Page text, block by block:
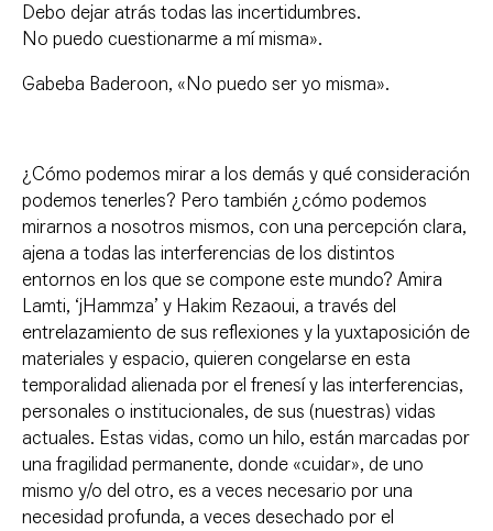
Debo dejar atrás todas las incertidumbres.
No puedo cuestionarme a mí misma».
Gabeba Baderoon, «No puedo ser yo misma».
¿Cómo podemos mirar a los demás y qué consideración
podemos tenerles? Pero también ¿cómo podemos
mirarnos a nosotros mismos, con una percepción clara,
ajena a todas las interferencias de los distintos
entornos en los que se compone este mundo? Amira
Lamti, ‘jHammza’ y Hakim Rezaoui, a través del
entrelazamiento de sus reflexiones y la yuxtaposición de
materiales y espacio, quieren congelarse en esta
temporalidad alienada por el frenesí y las interferencias,
personales o institucionales, de sus (nuestras) vidas
actuales. Estas vidas, como un hilo, están marcadas por
una fragilidad permanente, donde «cuidar», de uno
mismo y/o del otro, es a veces necesario por una
necesidad profunda, a veces desechado por el